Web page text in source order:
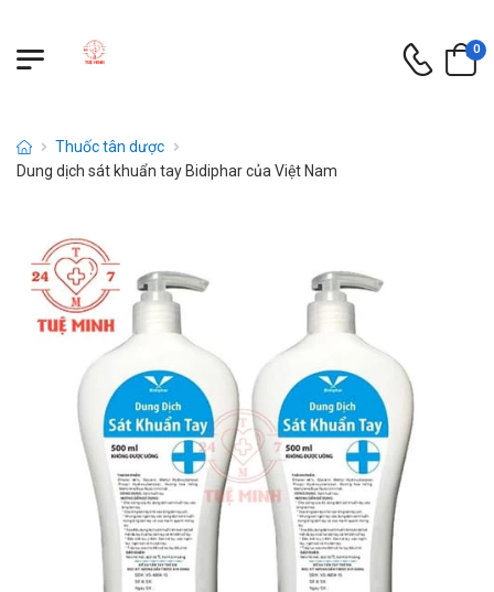
0
Thuốc tân dược
Dung dịch sát khuẩn tay Bidiphar của Việt Nam